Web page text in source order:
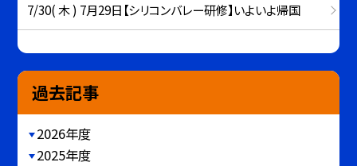
7/30( 木 ) 7月29日【シリコンバレー研修】いよいよ帰国
過去記事
2026年度
2025年度